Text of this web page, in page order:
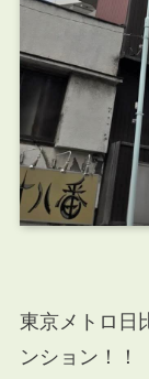
東京メトロ日
ンション！！